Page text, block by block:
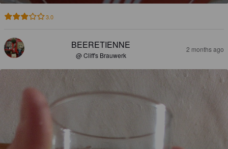
3.0
BEERETIENNE
@ Cliff's Brauwerk
2 months ago